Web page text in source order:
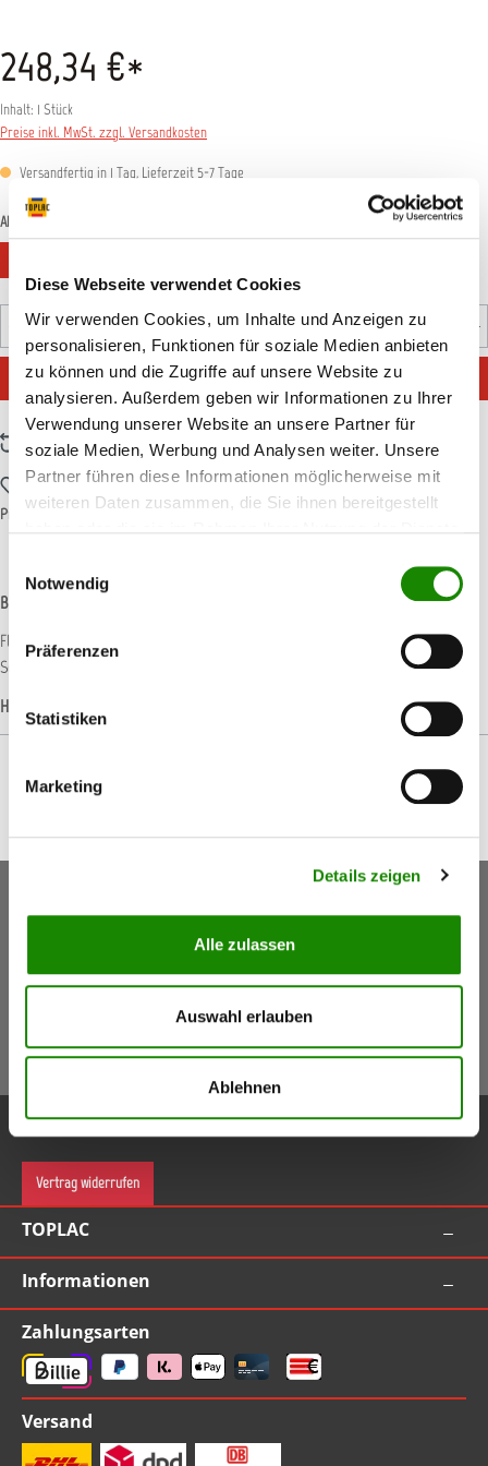
Diese Webseite verwendet Cookies
Wir verwenden Cookies, um Inhalte und Anzeigen zu
personalisieren, Funktionen für soziale Medien anbieten
zu können und die Zugriffe auf unsere Website zu
analysieren. Außerdem geben wir Informationen zu Ihrer
Verwendung unserer Website an unsere Partner für
soziale Medien, Werbung und Analysen weiter. Unsere
Partner führen diese Informationen möglicherweise mit
weiteren Daten zusammen, die Sie ihnen bereitgestellt
Notwendig
Präferenzen
Statistiken
Marketing
Details zeigen
Alle zulassen
Auswahl erlauben
Ablehnen
248,34 €*
Inhalt: 1 Stück
Preise inkl. MwSt. zzgl. Versandkosten
Versandfertig in 1 Tag, Lieferzeit 5-7 Tage
Abmessung
Produkt Anzahl: Gib den gewünschten Wert ein oder
IN DEN WARENKORB
Zum Vergleich hinzufügen
Zum Merkzettel hinzufügen
Produktnummer: T014562
Beschreibung
Flexibler Kombiabschlauch Antistatisch ohne Kupplungen für Hamach
Schleifmaschinen. Saug- und Luftzufuhrschlauch in einem, d…
Mehr
Hersteller-Informationen
(Inkl. Mwst.)Gutschein
Gutschein bei Anmeldung (ab Bestellwert 55,00 EUR inkl. MwSt.)
Service-Hotline
Vertrag widerrufen
TOPLAC
Informationen
Zahlungsarten
Versand